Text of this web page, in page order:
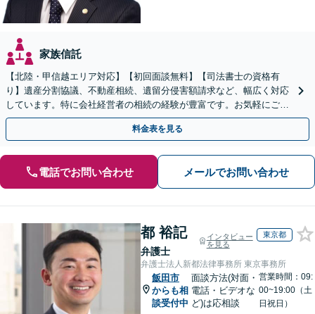
家族信託
【北陸・甲信越エリア対応】【初回面談無料】【司法書士の資格有
り】遺産分割協議、不動産相続、遺留分侵害額請求など、幅広く対応
しています。特に会社経営者の相続の経験が豊富です。お気軽にご相
談ください。【休日・夜間面談可】【オンライン面談可】
料金表を見る
電話でお問い合わせ メールでお問い合わせ
都 裕記
弁護士
インタビュー
を見る
東京都
弁護士法人新都法律事務所 東京事務所
飯田市
からも相
談受付中
面談方法(対面・
電話・ビデオな
ど)は応相談
営業時間：09:
00~19:00（土
日祝日）